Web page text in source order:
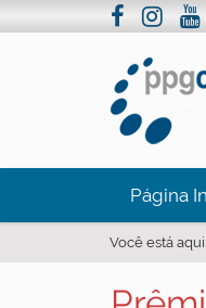
Página
Você está aqui: